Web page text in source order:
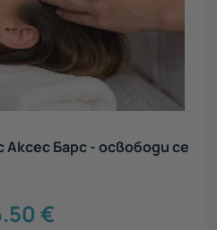
Барс - освободи се
€